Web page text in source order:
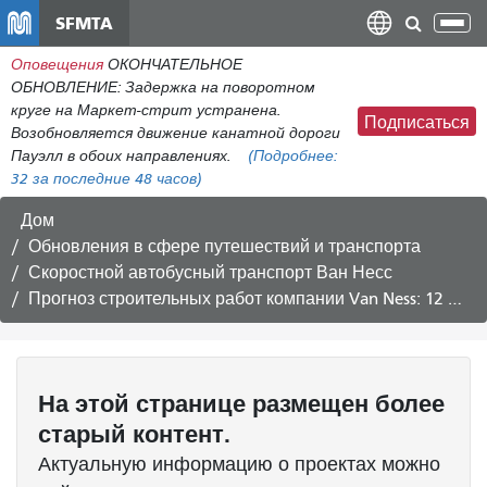
содержанию
SFMTA
Оповещения ОКОНЧАТЕЛЬНОЕ
ОБНОВЛЕНИЕ: Задержка на поворотном
круге на Маркет-стрит устранена.
Возобновляется движение канатной дороги
Пауэлл в обоих направлениях.
(Подробнее:
32 за последние 48 часов)
Подписаться
Дом
Обновления в сфере путешествий и транспорта
Скоростной автобусный транспорт Ван Несс
Прогноз строительных работ компании Van Ness: 12 февраля 2017 г. - 24 февраля 2017 г.
На этой странице размещен более
старый контент.
Актуальную информацию о проектах можно